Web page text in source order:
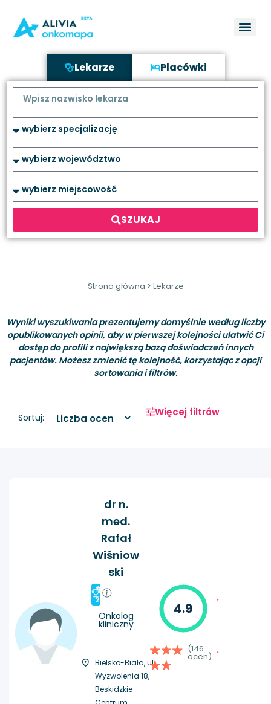
Lekarze Placówki
SZUKAJ
Strona główna > Lekarze
Wyniki wyszukiwania prezentujemy domyślnie według liczby
opublikowanych opinii, aby w pierwszej kolejności ułatwić Ci
dostęp do profili z największą bazą doświadczeń innych
pacjentów. Możesz zmienić tę kolejność, korzystając z opcji
sortowania i filtrów.
Sortuj: Więcej filtrów
dr n.
med.
Rafał
Wiśniow
ski
#
2
Onkolog
kliniczny
Bielsko-Biała, ul.
Wyzwolenia 18,
Beskidzkie
4.9
(146
ocen)